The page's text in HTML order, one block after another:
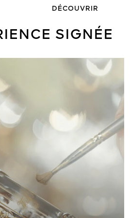
DÉCOUVRIR
SIGNÉE